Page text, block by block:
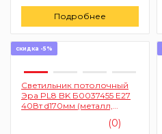
Подробнее
скидка -5%
Светильник потолочный
Эра PL8 BK Б0037455 E27
40Вт d170мм (металл,
(0)